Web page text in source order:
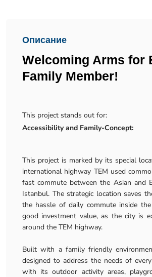
Описание
Welcoming Arms for
Family Member!
This project stands out for:
Accessibility and Family-Concept:
This project is marked by its special
international highway TEM used
fast commute between the Asian and
Istanbul. The strategic location saves
the hassle of daily commute inside the
good investment value, as the city is
around the TEM highway.
Built with a family friendly
designed to address the needs of
with its outdoor activity areas,